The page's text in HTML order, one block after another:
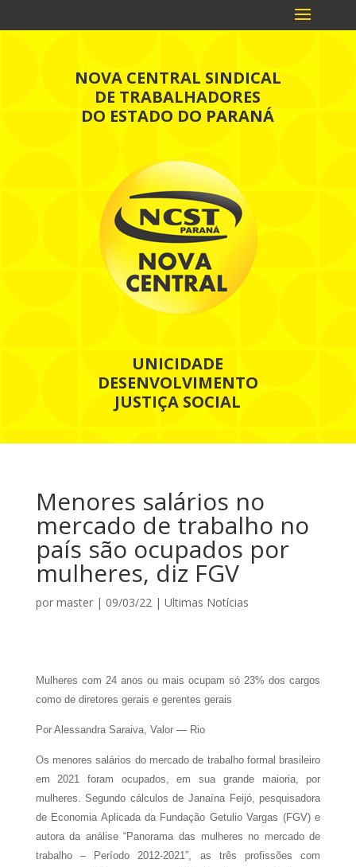
NOVA CENTRAL SINDICAL
DE TRABALHADORES
DO ESTADO DO PARANÁ
UNICIDADE
DESENVOLVIMENTO
JUSTIÇA SOCIAL
Menores salários no
mercado de trabalho no
país são ocupados por
mulheres, diz FGV
por master| 09/03/22| Ultimas Notícias
Mulheres com 24 anos ou mais ocupam só 23% dos cargos
como de diretores gerais e gerentes gerais
Por Alessandra Saraiva, Valor — Rio
Os menores salários do mercado de trabalho formal brasileiro
em 2021 foram ocupados, em sua grande maioria, por
mulheres. Segundo cálculos de Janaína Feijó, pesquisadora
de Economia Aplicada da Fundação Getulio Vargas (FGV) e
autora da análise “Panorama das mulheres no mercado de
trabalho – Período 2012-2021”, as três profissões com